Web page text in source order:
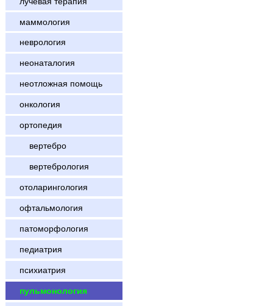
маммология
неврология
неонаталогия
неотложная помощь
онкология
ортопедия
вертебро
вертебрология
отоларингология
офтальмология
патоморфология
педиатрия
психиатрия
пульмонология